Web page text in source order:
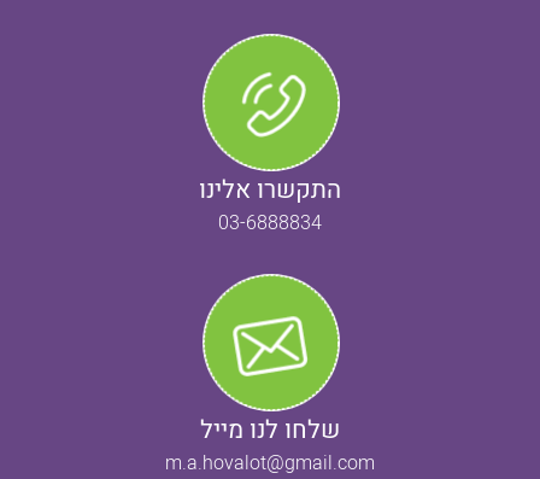
התקשרו אלינו
03-6888834
שלחו לנו מייל
m.a.hovalot@gmail.com